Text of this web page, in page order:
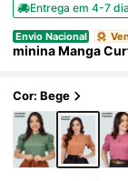
Entrega em 4-7
Envio Nacional
minina Manga
Cor: Bege